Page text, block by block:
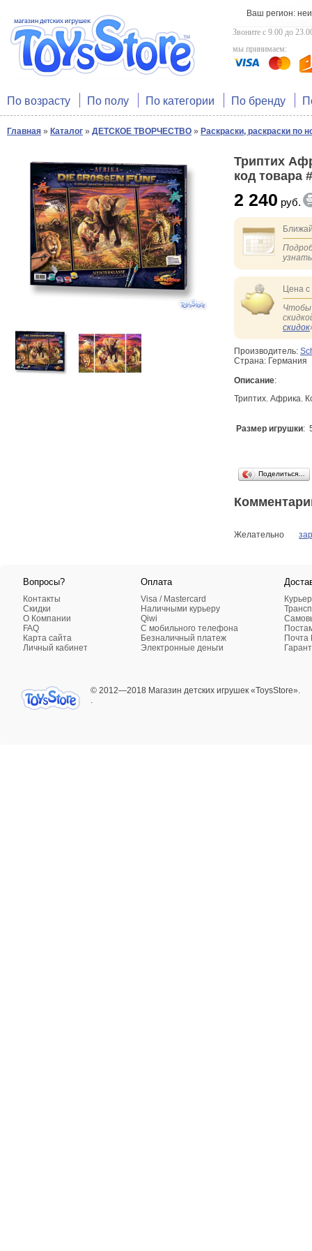
Ваш регион:
Звоните с 9.00 до
мы принимаем:
По возрасту По полу По категории По бренду
Главная » Каталог » ДЕТСКОЕ ТВОРЧЕСТВО » Раскраски, раскраски по
Триптих
код товара
2 240 руб.
Цена
Чтобы
скидок
Производитель:
Страна: Германия
Описание:
Триптих. Африка.
Размер игрушки:
Поделиться…
Желательно
Вопросы?
Контакты
Скидки
О Компании
FAQ
Карта сайта
Личный кабинет
Оплата
Visa / Mastercard
Наличными курьеру
Qiwi
C мобильного телефона
Безналичный платеж
Электронные деньги
Почта
© 2012—2018 Магазин детских игрушек «ToysStore».
.